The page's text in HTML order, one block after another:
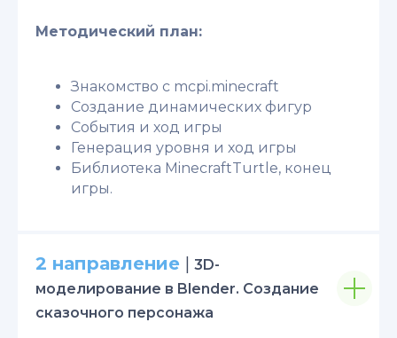
Методический план:
Знакомство с mcpi.minecraft
Создание динамических фигур
События и ход игры
Генерация уровня и ход игры
Библиотека MinecraftTurtle, конец
игры.
2 направление | 3D-
моделирование в Blender. Создание
сказочного персонажа